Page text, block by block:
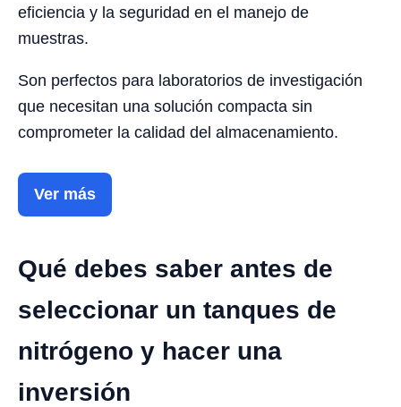
eficiencia y la seguridad en el manejo de
muestras.
Son perfectos para laboratorios de investigación
que necesitan una solución compacta sin
comprometer la calidad del almacenamiento.
Ver más
Qué debes saber antes de
seleccionar un tanques de
nitrógeno y hacer una
inversión